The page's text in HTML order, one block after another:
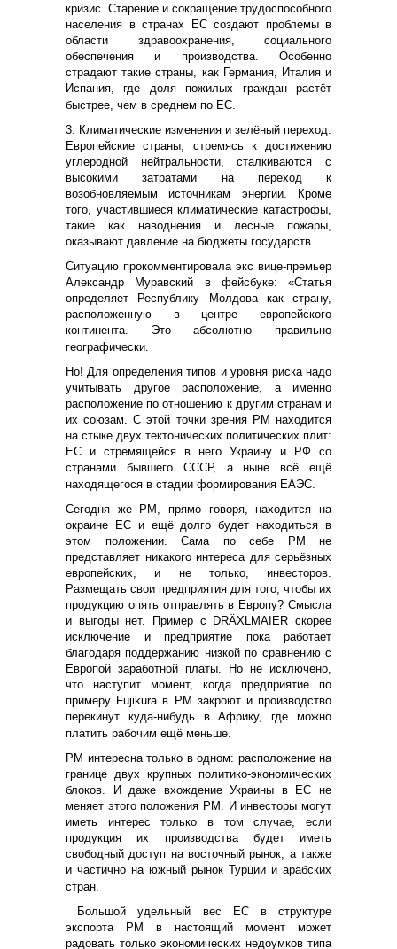
кризис. Старение и сокращение трудоспособного
населения в странах ЕС создают проблемы в
области здравоохранения, социального
обеспечения и производства. Особенно
страдают такие страны, как Германия, Италия и
Испания, где доля пожилых граждан растёт
быстрее, чем в среднем по ЕС.
3. Климатические изменения и зелёный переход.
Европейские страны, стремясь к достижению
углеродной нейтральности, сталкиваются с
высокими затратами на переход к
возобновляемым источникам энергии. Кроме
того, участившиеся климатические катастрофы,
такие как наводнения и лесные пожары,
оказывают давление на бюджеты государств.
Ситуацию прокомментировала экс вице-премьер
Александр Муравский в фейсбуке: «Статья
определяет Республику Молдова как страну,
расположенную в центре европейского
континента. Это абсолютно правильно
географически.
Но! Для определения типов и уровня риска надо
учитывать другое расположение, а именно
расположение по отношению к другим странам и
их союзам. С этой точки зрения РМ находится
на стыке двух тектонических политических плит:
ЕС и стремящейся в него Украину и РФ со
странами бывшего СССР, а ныне всё ещё
находящегося в стадии формирования ЕАЭС.
Сегодня же РМ, прямо говоря, находится на
окраине ЕС и ещё долго будет находиться в
этом положении. Сама по себе РМ не
представляет никакого интереса для серьёзных
европейских, и не только, инвесторов.
Размещать свои предприятия для того, чтобы их
продукцию опять отправлять в Европу? Смысла
и выгоды нет. Пример с DRÄXLMAIER скорее
исключение и предприятие пока работает
благодаря поддержанию низкой по сравнению с
Европой заработной платы. Но не исключено,
что наступит момент, когда предприятие по
примеру Fujikura в РМ закроют и производство
перекинут куда-нибудь в Африку, где можно
платить рабочим ещё меньше.
РМ интересна только в одном: расположение на
границе двух крупных политико-экономических
блоков. И даже вхождение Украины в ЕС не
меняет этого положения РМ. И инвесторы могут
иметь интерес только в том случае, если
продукция их производства будет иметь
свободный доступ на восточный рынок, а также
и частично на южный рынок Турции и арабских
стран.
Большой удельный вес ЕС в структуре
экспорта РМ в настоящий момент может
радовать только экономических недоумков типа